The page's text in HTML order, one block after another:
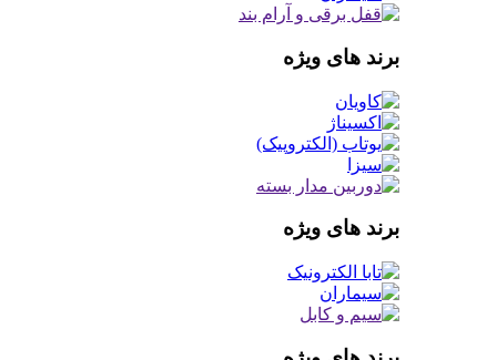
برند های ویژه
برند های ویژه